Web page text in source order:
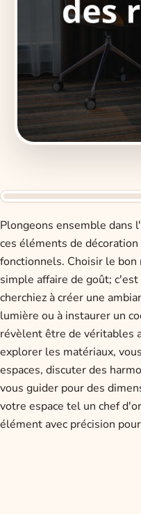
Plongeons ensemble dans
ces éléments de
fonctionnels. Choisir le
simple affaire de goût;
cherchiez à créer une
lumière ou à instaurer un
révèlent être de véritables
explorer les matériaux,
espaces, discuter des
vous guider pour des
votre espace tel un chef
élément avec précision